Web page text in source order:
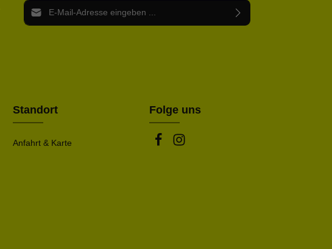
E-Mail-Adresse*
Standort
Anfahrt & Karte
Folge uns